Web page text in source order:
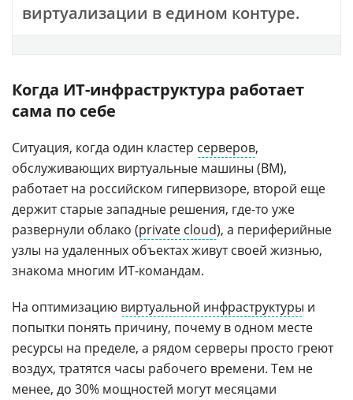
виртуализации в едином контуре.
Когда ИТ-инфраструктура работает
сама по себе
Ситуация, когда один кластер серверов,
обслуживающих виртуальные машины (ВМ),
работает на российском гипервизоре, второй еще
держит старые западные решения, где-то уже
развернули облако (private cloud), а периферийные
узлы на удаленных объектах живут своей жизнью,
знакома многим ИТ-командам.
На оптимизацию виртуальной инфраструктуры и
попытки понять причину, почему в одном месте
ресурсы на пределе, а рядом серверы просто греют
воздух, тратятся часы рабочего времени. Тем не
менее, до 30% мощностей могут месяцами